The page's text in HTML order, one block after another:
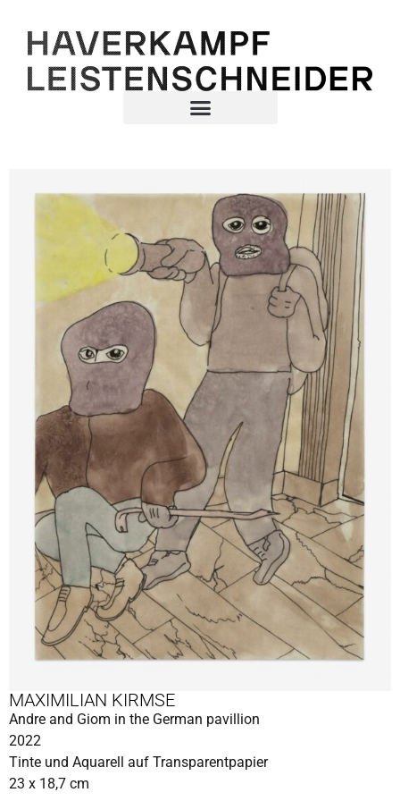
MAXIMILIAN KIRMSE
Andre and Giom in the German pavillion
2022
Tinte und Aquarell auf Transparentpapier
23 x 18,7 cm